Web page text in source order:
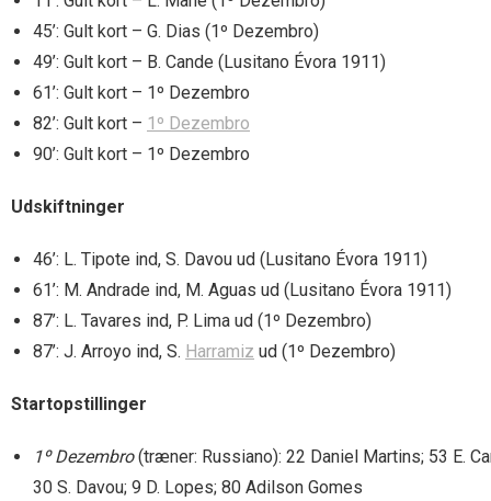
45’: Gult kort – G. Dias (1º Dezembro)
49’: Gult kort – B. Cande (Lusitano Évora 1911)
61’: Gult kort – 1º Dezembro
82’: Gult kort – 1º Dezembro
90’: Gult kort – 1º Dezembro
Udskiftninger
46’: L. Tipote ind, S. Davou ud (Lusitano Évora 1911)
61’: M. Andrade ind, M. Aguas ud (Lusitano Évora 1911)
87’: L. Tavares ind, P. Lima ud (1º Dezembro)
87’: J. Arroyo ind, S. Harramiz ud (1º Dezembro)
Startopstillinger
1º Dezembro(træner: Russiano): 22 Daniel Martins; 53 E.
30 S. Davou; 9 D. Lopes; 80 Adilson Gomes